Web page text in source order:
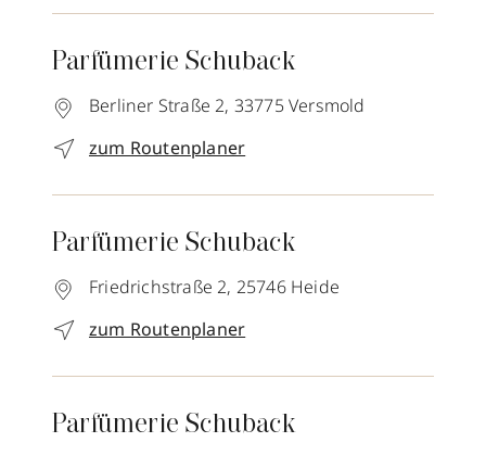
Parfümerie Schuback
Berliner Straße 2, 33775Versmold
zum Routenplaner
Parfümerie Schuback
Friedrichstraße 2, 25746 Heide
zum Routenplaner
Parfümerie Schuback